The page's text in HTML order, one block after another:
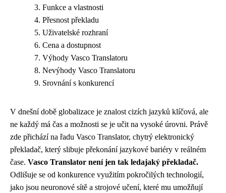
Funkce a vlastnosti
Přesnost překladu
Uživatelské rozhraní
Cena a dostupnost
Výhody Vasco Translatoru
Nevýhody Vasco Translatoru
Srovnání s konkurencí
V dnešní době globalizace je znalost cizích jazyků klíčová, ale
ne každý má čas a možnosti se je učit na vysoké úrovni. Právě
zde přichází na řadu Vasco Translator, chytrý elektronický
překladač, který slibuje překonání jazykové bariéry v reálném
čase. Vasco Translator není jen tak ledajaký překladač.
Odlišuje se od konkurence využitím pokročilých technologií,
jako jsou neuronové sítě a strojové učení, které mu umožňují